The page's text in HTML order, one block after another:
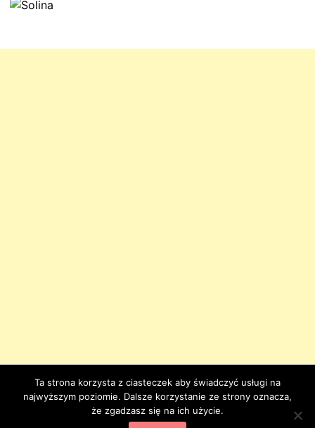
Ta strona korzysta z ciasteczek aby świadczyć usługi na
najwyższym poziomie. Dalsze korzystanie ze strony oznacza,
że zgadzasz się na ich użycie.